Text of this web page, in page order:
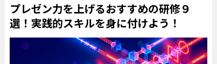
お役立ち情報
資料ダウンロード
プレゼン力を上げるおすすめの研修９
選！実践的スキルを身に付けよう！